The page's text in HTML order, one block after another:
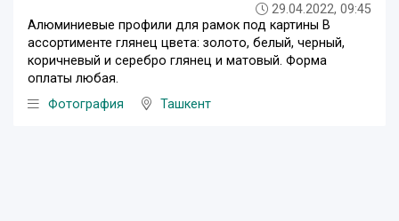
29.04.2022, 09:45
Алюминиевые профили для рамок под картины В
ассортименте глянец цвета: золото, белый, черный,
коричневый и серебро глянец и матовый. Форма
оплаты любая.
Фотография
Ташкент